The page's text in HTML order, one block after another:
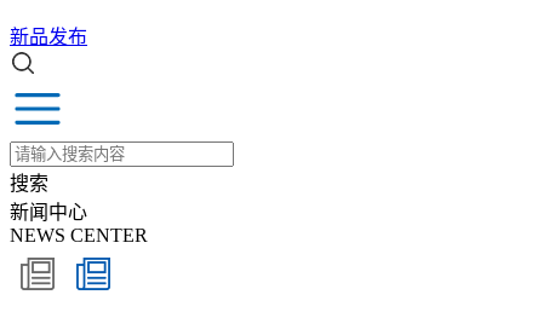
新品发布
搜索
新闻中心
NEWS CENTER